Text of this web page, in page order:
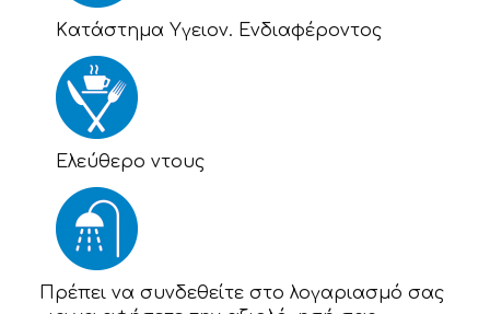
Kατάστημα Υγειον. Ενδιαφέροντος
Eλεύθερο ντους
Πρέπει να συνδεθείτε στο λογαριασμό σας